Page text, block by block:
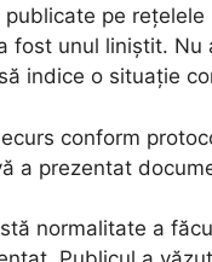
publicate pe
fost unul liniștit.
indice o situație
conform
a prezentat
normalitate a